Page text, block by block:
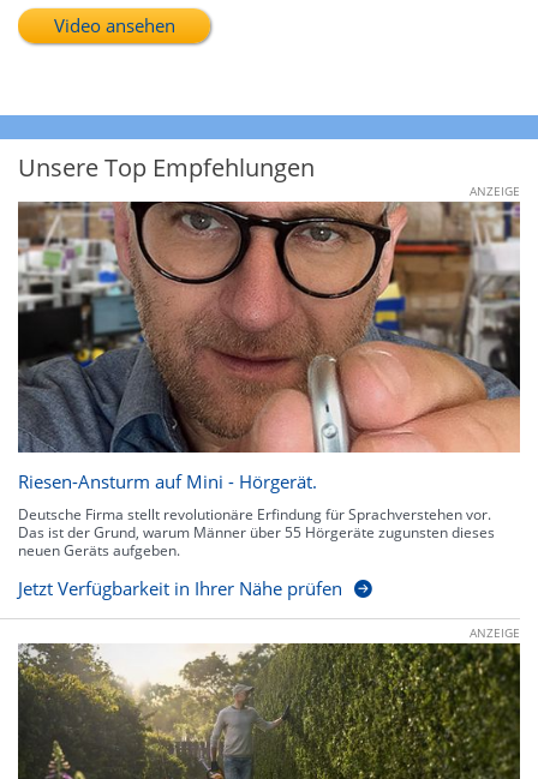
Video ansehen
Unsere Top Empfehlungen
ANZEIGE
Riesen-Ansturm auf Mini - Hörgerät.
Deutsche Firma stellt revolutionäre Erfindung für Sprachverstehen vor.
Das ist der Grund, warum Männer über 55 Hörgeräte zugunsten dieses
neuen Geräts aufgeben.
Jetzt Verfügbarkeit in Ihrer Nähe prüfen
ANZEIGE